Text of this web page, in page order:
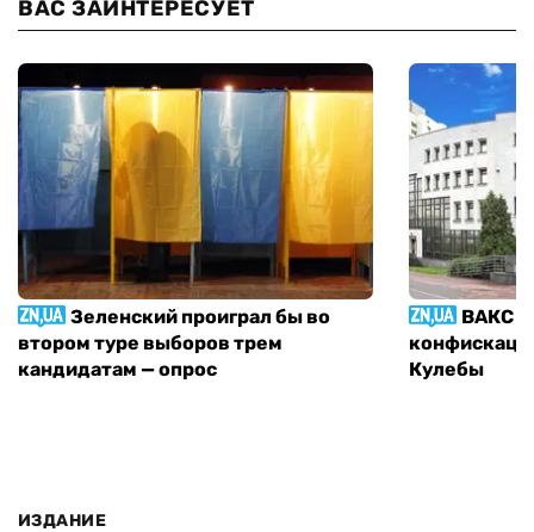
ВАС ЗАИНТЕРЕСУЕТ
Зеленский проиграл бы во
втором туре выборов трем
кандидатам — опрос
ВАКС
Кулебы
ИЗДАНИЕ